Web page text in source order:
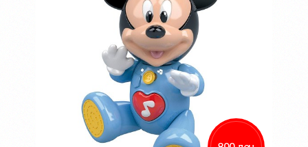
Додај за споредба